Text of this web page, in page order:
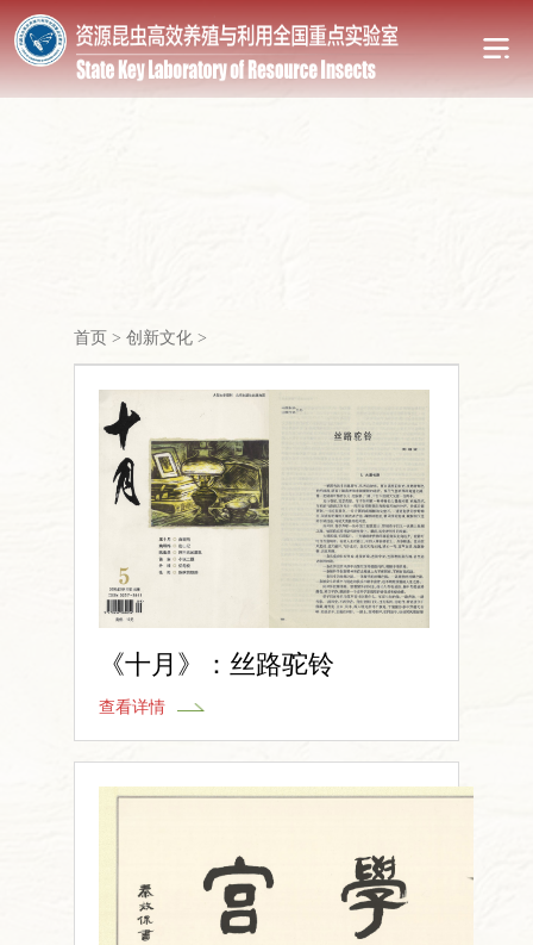
首页 > 创新文化 >
《十月》：丝路驼铃
查看详情